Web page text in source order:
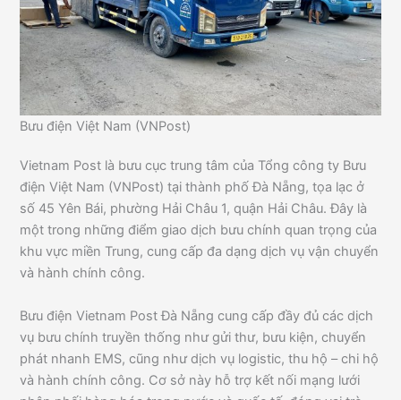
Bưu điện Việt Nam (VNPost)
Vietnam Post là bưu cục trung tâm của Tổng công ty Bưu
điện Việt Nam (VNPost) tại thành phố Đà Nẵng, tọa lạc ở
số 45 Yên Bái, phường Hải Châu 1, quận Hải Châu. Đây là
một trong những điểm giao dịch bưu chính quan trọng của
khu vực miền Trung, cung cấp đa dạng dịch vụ vận chuyển
và hành chính công.
Bưu điện Vietnam Post Đà Nẵng cung cấp đầy đủ các dịch
vụ bưu chính truyền thống như gửi thư, bưu kiện, chuyển
phát nhanh EMS, cũng như dịch vụ logistic, thu hộ – chi hộ
và hành chính công. Cơ sở này hỗ trợ kết nối mạng lưới